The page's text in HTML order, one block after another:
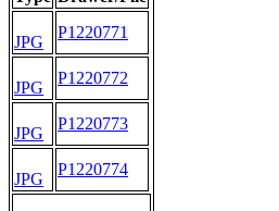
JPG
P1220771
JPG
P1220772
JPG
P1220773
JPG
P1220774